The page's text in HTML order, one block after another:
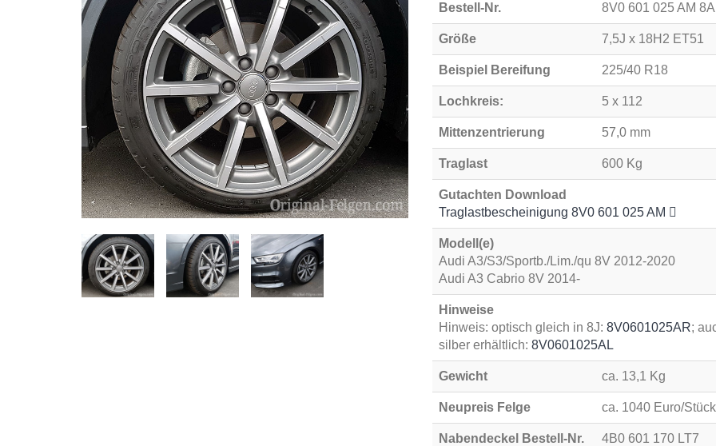
Bestell-Nr. 8V0 601 025 AM
Größe 7,5J x 18H2 ET51
Beispiel Bereifung 225/40 R18
Lochkreis: 5 x 112
Mittenzentrierung 57,0 mm
Traglast 600 Kg
Gutachten Download
Traglastbescheinigung 8V0 601 025 AM
Modell(e)
Audi A3/S3/Sportb./Lim./qu 8V 2012-2020
Audi A3 Cabrio 8V 2014-
Hinweise
Hinweis: optisch gleich in 8J: 8V0601025AR;
silber erhältlich: 8V0601025AL
Gewicht ca. 13,1 Kg
Neupreis Felge ca. 1040 Euro/
Nabendeckel Bestell-Nr. 4B0 601 170 LT7